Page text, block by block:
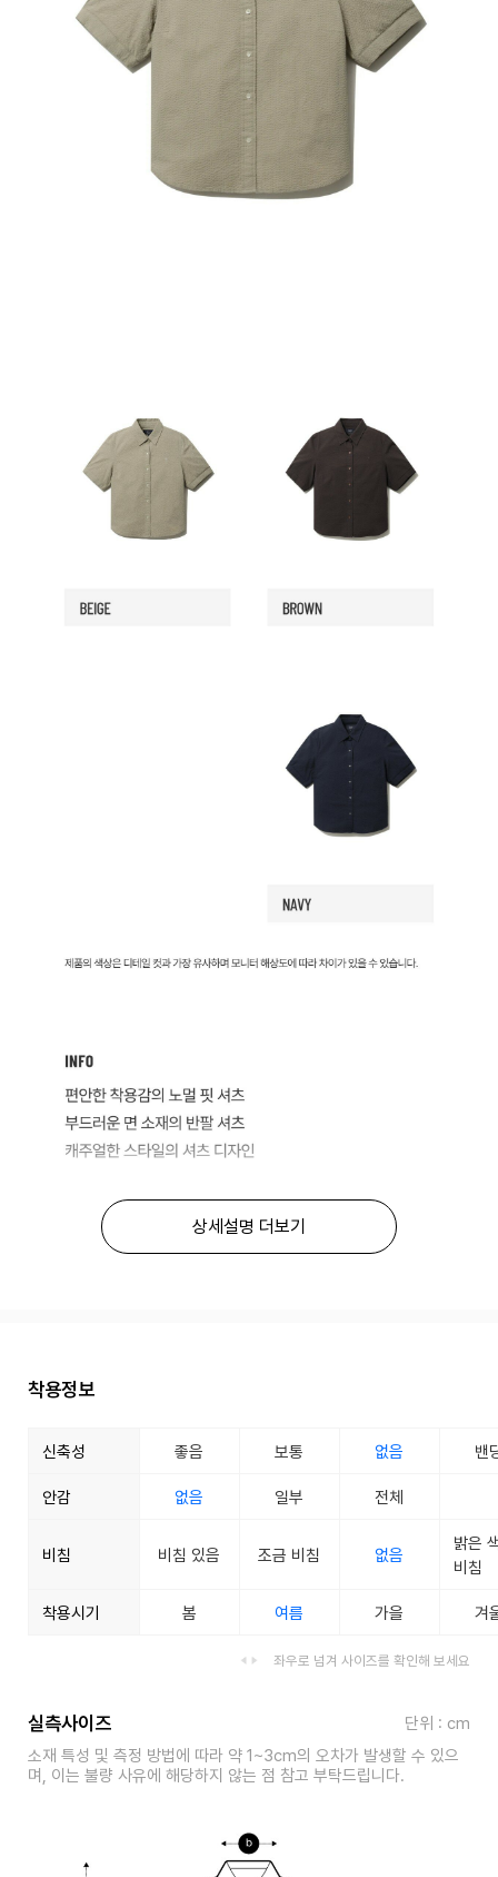
상세설명 더보기
착용정보
신축성 좋음 보통 없음 밴
안감 없음 일부 전체
비침 비침 있음 조금 비침 없음
밝은
비침
착용시기 봄 여름 가을 겨
좌우로 넘겨 사이즈를 확인해 보세요
실측사이즈
단위 : cm
소재 특성 및 측정 방법에 따라 약 1~3cm의 오차가 발생할 수 있으
며, 이는 불량 사유에 해당하지 않는 점 참고 부탁드립니다.